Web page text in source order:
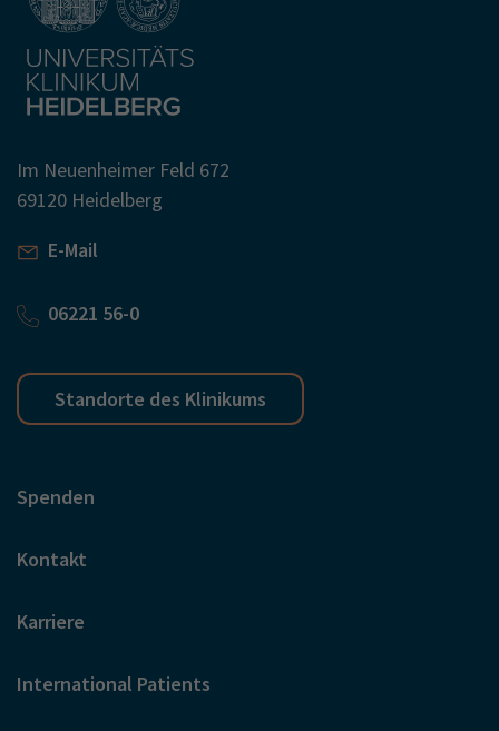
Im Neuenheimer Feld 672
69120 Heidelberg
E-Mail
06221 56-0
Standorte des Klinikums
Spenden
Kontakt
Karriere
International Patients